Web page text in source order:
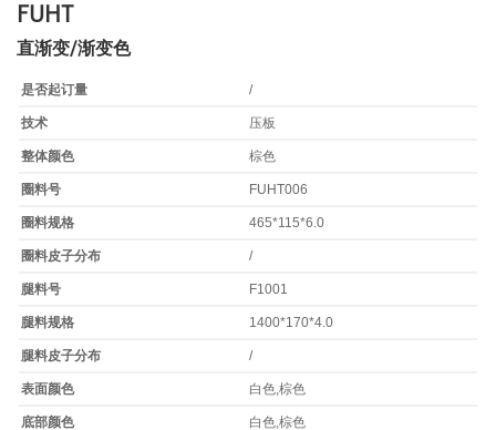
FUHT
直渐变/渐变色
是否起订量 /
技术 压板
整体颜色 棕色
圈料号 FUHT006
圈料规格 465*115*6.0
圈料皮子分布 /
腿料号 F1001
腿料规格 1400*170*4.0
腿料皮子分布 /
表面颜色 白色,棕色
底部颜色 白色,棕色